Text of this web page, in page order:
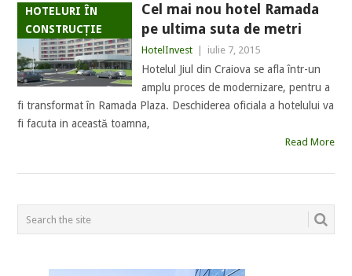
HOTELURI ÎN
CONSTRUCȚIE
Cel mai nou hotel Ramada
pe ultima suta de metri
HotelInvest iulie 7, 2015
Hotelul Jiul din Craiova se afla într-un
amplu proces de modernizare, pentru a
fi transformat în Ramada Plaza. Deschiderea oficiala a hotelului va
fi facuta in această toamna,
Read More
POSTS
NAVIGATION